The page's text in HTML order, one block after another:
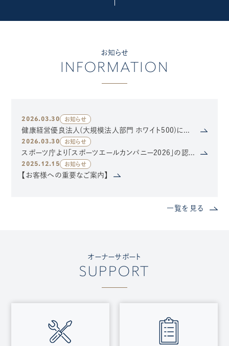
お知らせ
INFORMATION
2026.03.30 お知らせ
健康経営優良法人(大規模法人部門 ホワイト500)に認定されました
2026.03.30 お知らせ
スポーツ庁より「スポーツエールカンパニー2026」の認定を受けました
2025.12.15 お知らせ
【お客様への重要なご案内】
一覧を見る
オーナーサポート
SUPPORT